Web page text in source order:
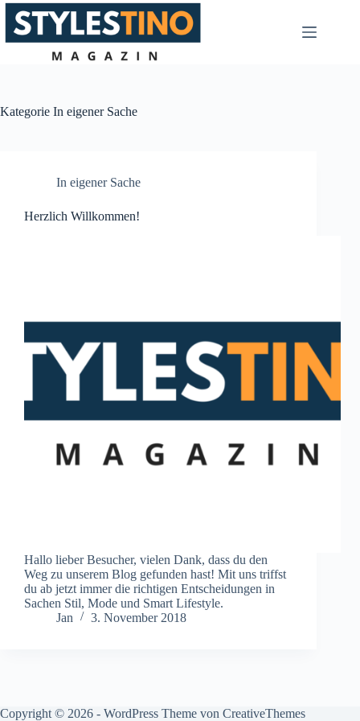
Zum
Inhalt
springen
Kategorie In eigener Sache
In eigener Sache
Herzlich Willkommen!
Hallo lieber Besucher, vielen Dank, dass du den
Weg zu unserem Blog gefunden hast! Mit uns triffst
du ab jetzt immer die richtigen Entscheidungen in
Sachen Stil, Mode und Smart Lifestyle.
Jan
3. November 2018
Copyright © 2026 - WordPress Theme von CreativeThemes